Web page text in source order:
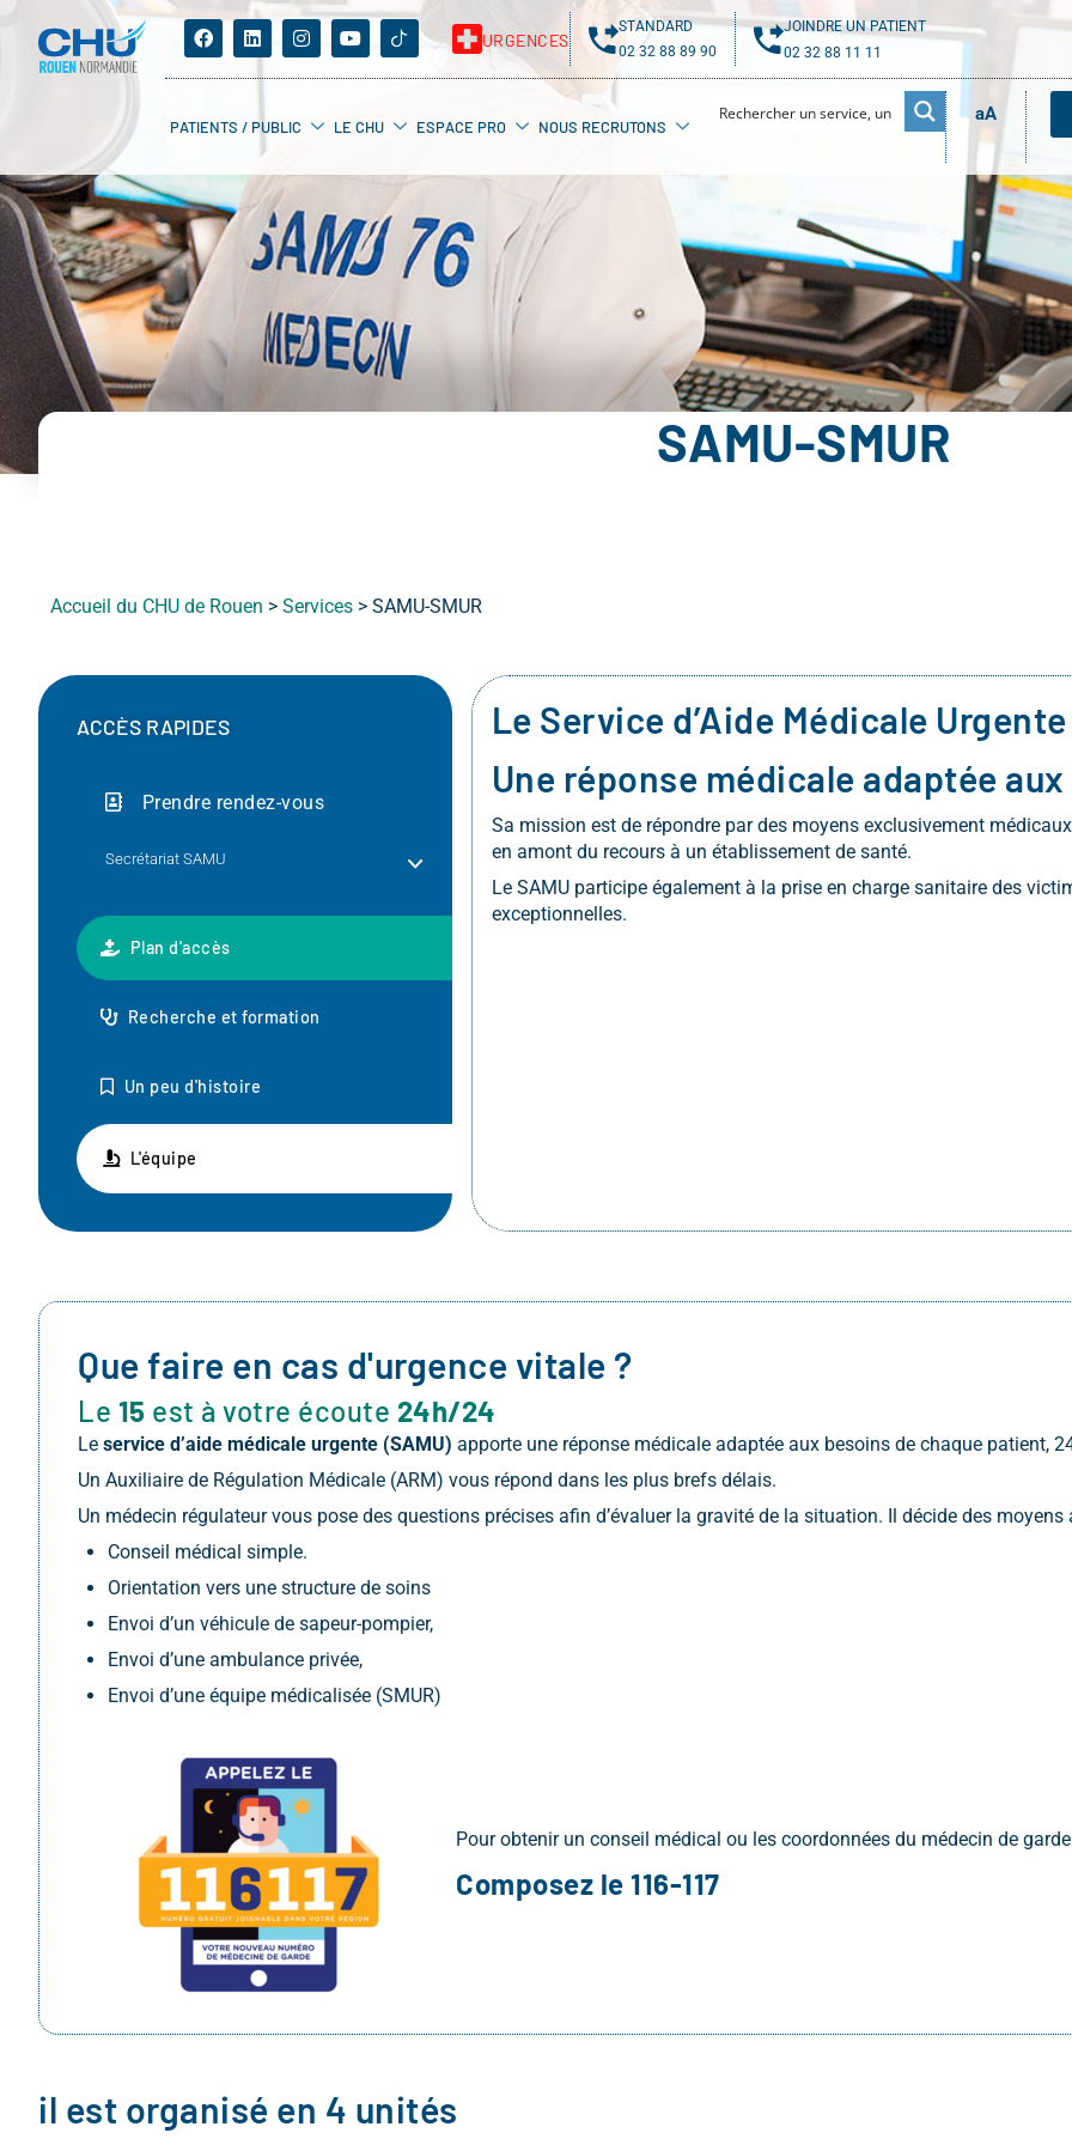
URGENCES
STANDARD
02 32 88 89 90
JOINDRE UN PATIENT
02 32 88 11 11
PATIENTS / PUBLIC LE CHU ESPACE PRO NOUS RECRUTONS
aA
SAMU-SMUR
Accueil du CHU de Rouen > Services > SAMU-SMUR
ACCÈS RAPIDES
Prendre rendez-vous
Secrétariat SAMU
Plan d'accès
Recherche et formation
Un peu d'histoire
L'équipe
Le Service d’Aide Médicale
Une réponse médicale adaptée
Sa mission est de répondre par des moyens exclusivement
en amont du recours à un établissement de santé.
Le SAMU participe également à la prise en charge sanitaire des
exceptionnelles.
Que faire en cas d'urgence vitale ?
Le 15 est à votre écoute 24h/24
Le service d’aide médicale urgente (SAMU) apporte une réponse médicale adaptée aux besoins de chaque patient,
Un Auxiliaire de Régulation Médicale (ARM) vous répond dans les plus brefs délais.
Un médecin régulateur vous pose des questions précises afin d’évaluer la gravité de la situation. Il décide des
Conseil médical simple.
Orientation vers une structure de soins
Envoi d’un véhicule de sapeur-pompier,
Envoi d’une ambulance privée,
Envoi d’une équipe médicalisée (SMUR)
Pour obtenir un conseil médical ou les coordonnées du médecin de
Composez le 116-117
il est organisé en 4 unités